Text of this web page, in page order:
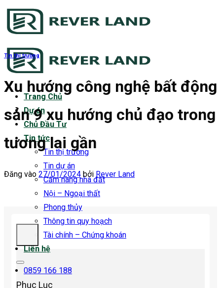
Bỏ
qua
dung
Trang Chủ
Dự án
Chủ Đầu Tư
Tin tức
Tin thị trường
Tin dự án
Cẩm nang nhà đất
Nội – Ngoại thất
Phong thủy
Thông tin quy hoạch
Tài chính – Chứng khoán
Liên hệ
0859 166 188
Tin thị trường
Xu hướng công nghệ bất động
sản 9 xu hướng chủ đạo trong
tương lai gần
Đăng vào 27/01/2024 bởi Rever Land
Phục Lục